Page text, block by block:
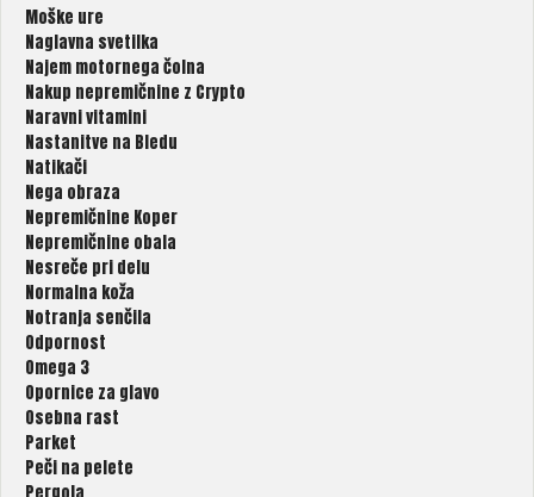
Moške ure
Naglavna svetilka
Najem motornega čolna
Nakup nepremičnine z Crypto
Naravni vitamini
Nastanitve na Bledu
Natikači
Nega obraza
Nepremičnine Koper
Nepremičnine obala
Nesreče pri delu
Normalna koža
Notranja senčila
Odpornost
Omega 3
Opornice za glavo
Osebna rast
Parket
Peči na pelete